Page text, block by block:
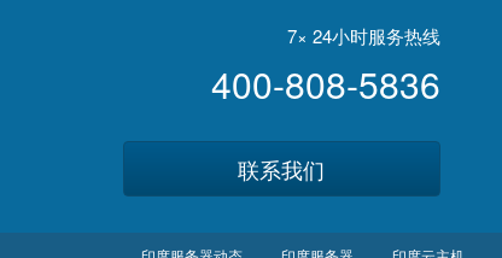
7× 24小时服务热线
400-808-5836
联系我们